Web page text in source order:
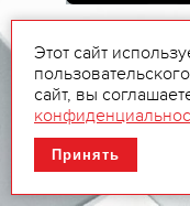
Этот сайт
сайт, вы
Принять